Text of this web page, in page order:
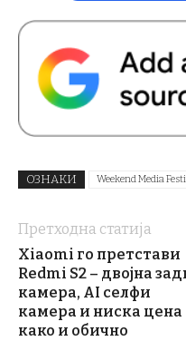
ОЗНАКИ Weekend Media
Претходна статија
Xiaomi го претстави
Redmi S2 – двојна
камера, AI селфи
камера и ниска цена
како и обично